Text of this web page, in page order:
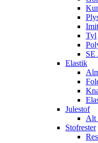
Tyl
Elastik
Julestof
Alt
Stofrester